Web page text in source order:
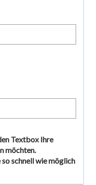
Textbox Ihre
möchten.
schnell wie möglich